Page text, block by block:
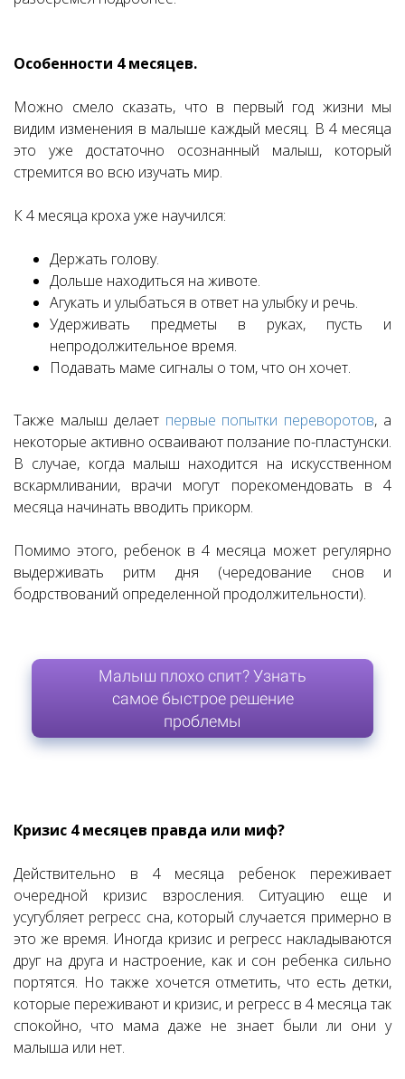
Особенности 4 месяцев.
Можно смело сказать, что в первый год жизни мы
видим изменения в малыше каждый месяц. В 4 месяца
это уже достаточно осознанный малыш, который
стремится во всю изучать мир.
К 4 месяца кроха уже научился:
Держать голову.
Дольше находиться на животе.
Агукать и улыбаться в ответ на улыбку и речь.
Удерживать предметы в руках, пусть и
непродолжительное время.
Подавать маме сигналы о том, что он хочет.
Также малыш делает первые попытки переворотов, а
некоторые активно осваивают ползание по-пластунски.
В случае, когда малыш находится на искусственном
вскармливании, врачи могут порекомендовать в 4
месяца начинать вводить прикорм.
Помимо этого, ребенок в 4 месяца может регулярно
выдерживать ритм дня (чередование снов и
бодрствований определенной продолжительности).
Малыш плохо спит? Узнать
самое быстрое решение
проблемы
Кризис 4 месяцев правда или миф?
Действительно в 4 месяца ребенок переживает
очередной кризис взросления. Ситуацию еще и
усугубляет регресс сна, который случается примерно в
это же время. Иногда кризис и регресс накладываются
друг на друга и настроение, как и сон ребенка сильно
портятся. Но также хочется отметить, что есть детки,
которые переживают и кризис, и регресс в 4 месяца так
спокойно, что мама даже не знает были ли они у
малыша или нет.